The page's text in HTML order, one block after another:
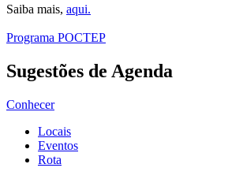
Saiba mais, aqui.
Programa POCTEP
Sugestões de Agenda
Conhecer
Locais
Eventos
Rota